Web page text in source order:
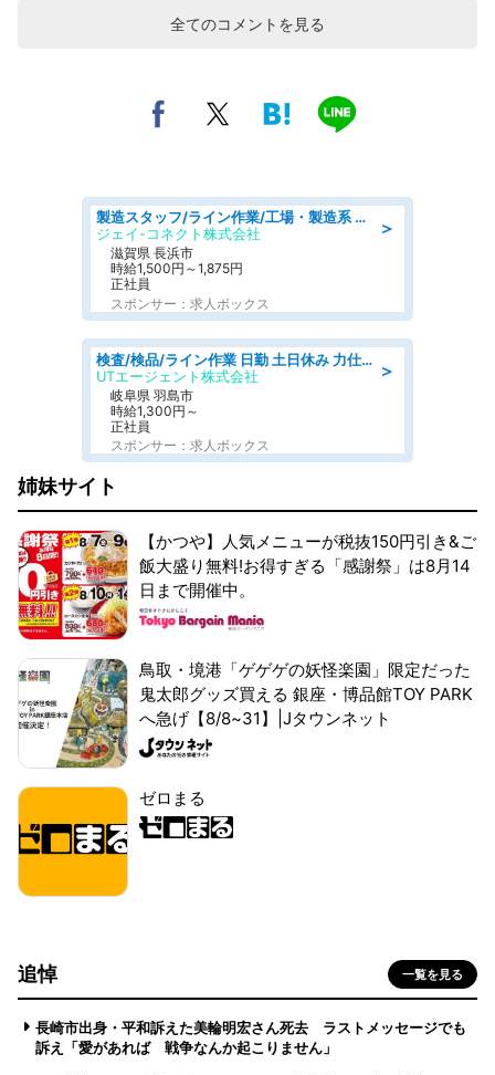
全てのコメントを見る
＞
製造スタッフ/ライン作業/工場・製造系 エンジン部品の機械加工/未経験可/昼食代無料
ジェイ-コネクト株式会社
滋賀県 長浜市
時給1,500円～1,875円
正社員
スポンサー：求人ボックス
＞
検査/検品/ライン作業 日勤 土日休み 力仕事ほぼなし 座り作業メイン 検品·検査
UTエージェント株式会社
岐阜県 羽島市
時給1,300円～
正社員
スポンサー：求人ボックス
姉妹サイト
【かつや】人気メニューが税抜150円引き&ご
飯大盛り無料!お得すぎる「感謝祭」は8月14
日まで開催中。
鳥取・境港「ゲゲゲの妖怪楽園」限定だった
鬼太郎グッズ買える 銀座・博品館TOY PARK
へ急げ【8/8~31】|Jタウンネット
ゼロまる
追悼 一覧を見る
長崎市出身・平和訴えた美輪明宏さん死去 ラストメッセージでも
訴え「愛があれば 戦争なんか起こりません」